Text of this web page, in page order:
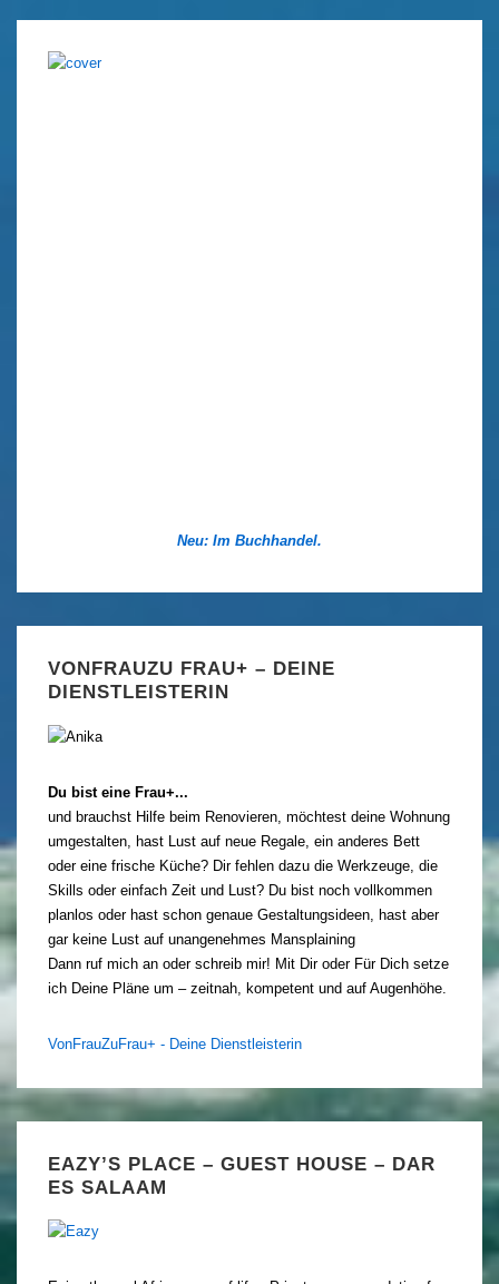
Neu: Im Buchhandel.
VONFRAUZU FRAU+ – DEINE
DIENSTLEISTERIN
Du bist eine Frau+...
und brauchst Hilfe beim Renovieren, möchtest deine Wohnung
umgestalten, hast Lust auf neue Regale, ein anderes Bett
oder eine frische Küche? Dir fehlen dazu die Werkzeuge, die
Skills oder einfach Zeit und Lust? Du bist noch vollkommen
planlos oder hast schon genaue Gestaltungsideen, hast aber
gar keine Lust auf unangenehmes Mansplaining
Dann ruf mich an oder schreib mir! Mit Dir oder Für Dich setze
ich Deine Pläne um – zeitnah, kompetent und auf Augenhöhe.
VonFrauZuFrau+ - Deine Dienstleisterin
EAZY’S PLACE – GUEST HOUSE – DAR
ES SALAAM